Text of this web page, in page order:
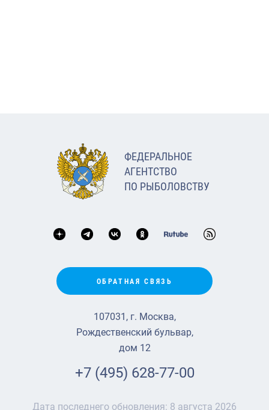
ФЕДЕРАЛЬНОЕ
АГЕНТСТВО
ПО РЫБОЛОВСТВУ
ОБРАТНАЯ СВЯЗЬ
107031, г. Москва,
Рождественский бульвар,
дом 12
+7 (495) 628-77-00
Дата последнего обновления: 8 августа 2026